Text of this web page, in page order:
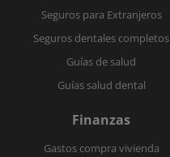
Seguros para Extranjeros
Seguros dentales completos
Guías de salud
Guías salud dental
Finanzas
Gastos compra vivienda